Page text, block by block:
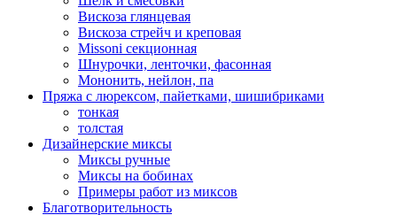
Вискоза глянцевая
Вискоза стрейч и креповая
Missoni секционная
Шнурочки, ленточки, фасонная
Мононить, нейлон, па
Пряжа с люрексом, пайетками, шишибриками
тонкая
толстая
Дизайнерские миксы
Миксы ручные
Миксы на бобинах
Примеры работ из миксов
Благотворительность